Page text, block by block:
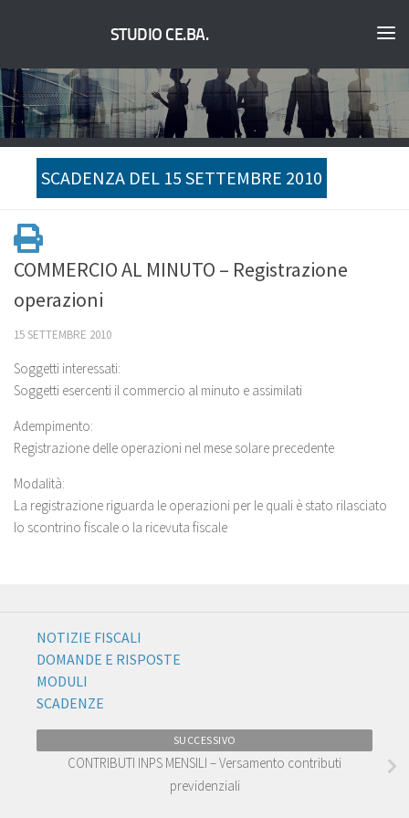
STUDIO CE.BA.
SCADENZA DEL 15 SETTEMBRE 2010
COMMERCIO AL MINUTO – Registrazione
operazioni
15 SETTEMBRE 2010
Soggetti interessati:
Soggetti esercenti il commercio al minuto e assimilati
Adempimento:
Registrazione delle operazioni nel mese solare precedente
Modalità:
La registrazione riguarda le operazioni per le quali è stato rilasciato
lo scontrino fiscale o la ricevuta fiscale
NOTIZIE FISCALI
DOMANDE E RISPOSTE
MODULI
SCADENZE
SUCCESSIVO
CONTRIBUTI INPS MENSILI – Versamento contributi
previdenziali